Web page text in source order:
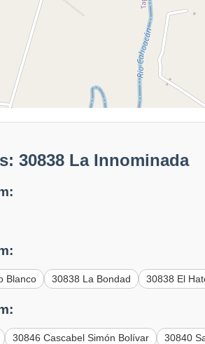
30838 La Innominada
Blanco 30838 La Bondad 30838 El
30846 Cascabel Simón Bolívar 30840